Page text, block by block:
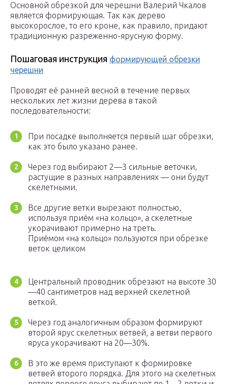
Основной обрезкой для черешни Валерий Чкалов
является формирующая. Так как дерево
высокорослое, то его кроне, как правило, придают
традиционную разреженно-ярусную форму.
Пошаговая инструкция формирующей обрезки
черешни
Проводят её ранней весной в течение первых
нескольких лет жизни дерева в такой
последовательности:
При посадке выполняется первый шаг обрезки,
как это было указано ранее.
Через год выбирают 2—3 сильные веточки,
растущие в разных направлениях — они будут
скелетными.
Все другие ветки вырезают полностью,
используя приём «на кольцо», а скелетные
укорачивают примерно на треть.
Приёмом «на кольцо» пользуются при обрезке
веток целиком
Центральный проводник обрезают на высоте 30
—40 сантиметров над верхней скелетной
веткой.
Через год аналогичным образом формируют
второй ярус скелетных ветвей, а ветви первого
яруса укорачивают на 20—30%.
В это же время приступают к формировке
ветвей второго порядка. Для этого на скелетных